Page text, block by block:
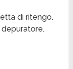
di ritengo.